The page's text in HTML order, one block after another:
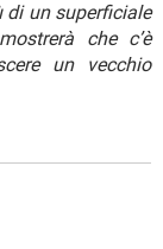
di un superficiale
che c’è
un vecchio